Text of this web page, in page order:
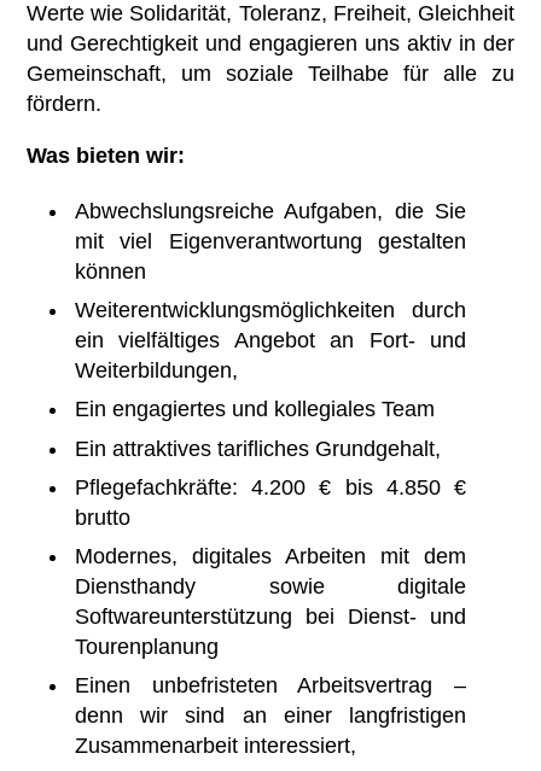
Werte wie Solidarität, Toleranz, Freiheit, Gleichheit
und Gerechtigkeit und engagieren uns aktiv in der
Gemeinschaft, um soziale Teilhabe für alle zu
fördern.
Was bieten wir:
Abwechslungsreiche Aufgaben, die Sie
mit viel Eigenverantwortung gestalten
können
Weiterentwicklungsmöglichkeiten durch
ein vielfältiges Angebot an Fort- und
Weiterbildungen,
Ein engagiertes und kollegiales Team
Ein attraktives tarifliches Grundgehalt,
Pflegefachkräfte: 4.200 € bis 4.850 €
brutto
Modernes, digitales Arbeiten mit dem
Diensthandy sowie digitale
Softwareunterstützung bei Dienst- und
Tourenplanung
Einen unbefristeten Arbeitsvertrag –
denn wir sind an einer langfristigen
Zusammenarbeit interessiert,